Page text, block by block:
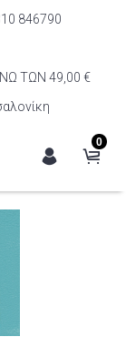
846790
ΤΩΝ 49,00 €
0